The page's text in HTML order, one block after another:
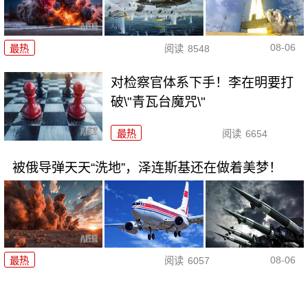
最热 阅读 8548 08-06
对检察官体系下手！李在明要打
破\"青瓦台魔咒\"
最热 阅读 6654
被俄导弹天天“洗地”，泽连斯基还在做着美梦！
最热 阅读 6057 08-06